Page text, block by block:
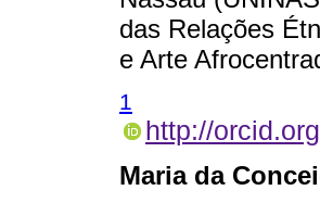
das Relações
e Arte
1
http://
Maria da